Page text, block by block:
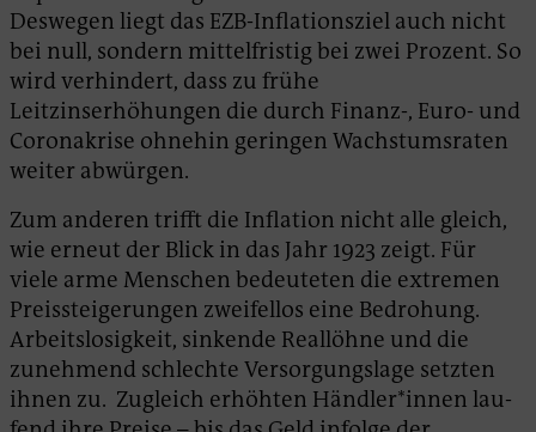
Deswegen liegt das EZB-Inflationsziel auch nicht
bei null, sondern mittelfristig bei zwei Prozent. So
wird verhindert, dass zu frühe
Leitzinserhöhungen die durch Finanz-, Euro- und
Coronakrise ohnehin geringen Wachstumsraten
weiter abwürgen.
Zum anderen trifft die Inflation nicht alle gleich,
wie erneut der Blick in das Jahr 1923 zeigt. Für
viele arme Menschen bedeuteten die extremen
Preissteigerungen zweifellos eine Bedrohung.
Arbeitslosigkeit, sinkende Reallöhne und die
zunehmend schlechte Versorgungslage setzten
ihnen zu. Zugleich erhöhten Händ­ler*innen lau­